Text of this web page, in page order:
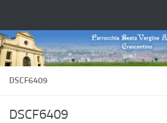
DSCF6409
DSCF6409